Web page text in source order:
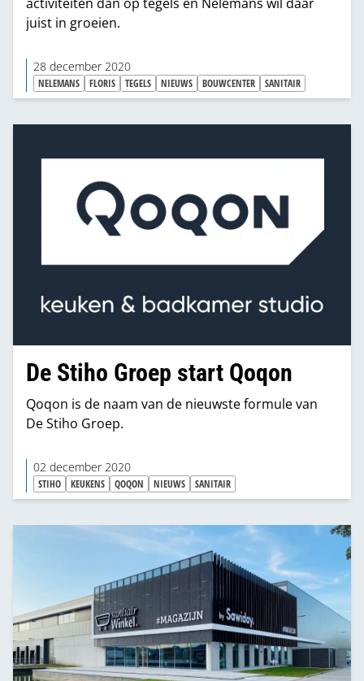
juist in groeien.
28 december 2020
NELEMANS FLORIS TEGELS NIEUWS BOUWCENTER SANITAIR
De Stiho Groep start Qoqon
Qoqon is de naam van de nieuwste formule van
De Stiho Groep.
02 december 2020
STIHO KEUKENS QOQON NIEUWS SANITAIR